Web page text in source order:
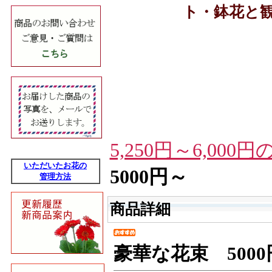
いただいたお花の
管理方法
ト・鉢花と
5,250円～6,000円
5000円～
商品詳細
豪華な花束 5000